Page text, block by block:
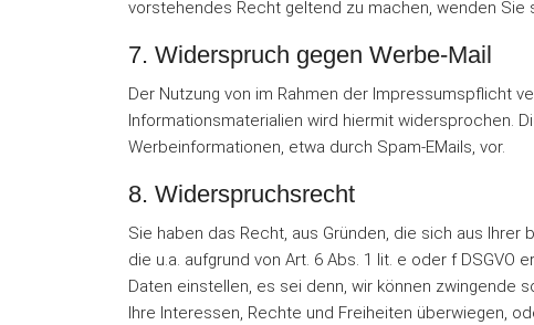
vorstehendes Recht geltend zu machen, wenden
7. Widerspruch gegen Werbe-Mail
Der Nutzung von im Rahmen der Impressumspflicht
Informationsmaterialien wird hiermit widersprochen.
Werbeinformationen, etwa durch Spam-EMails, vor.
8. Widerspruchsrecht
Sie haben das Recht, aus Gründen, die sich aus
die u.a. aufgrund von Art. 6 Abs. 1 lit. e oder f
Daten einstellen, es sei denn, wir können zwingende
Ihre Interessen, Rechte und Freiheiten überwiegen,